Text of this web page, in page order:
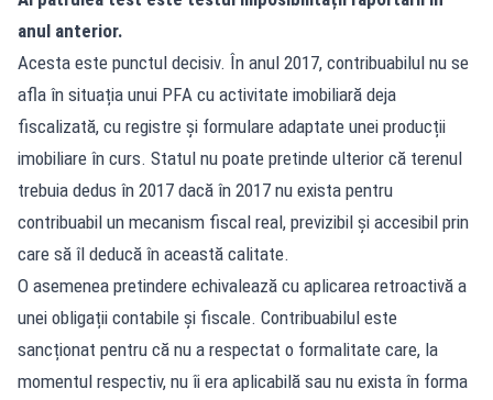
anul anterior.
Acesta este punctul decisiv. În anul 2017, contribuabilul nu se
afla în situația unui PFA cu activitate imobiliară deja
fiscalizată, cu registre și formulare adaptate unei producții
imobiliare în curs. Statul nu poate pretinde ulterior că terenul
trebuia dedus în 2017 dacă în 2017 nu exista pentru
contribuabil un mecanism fiscal real, previzibil și accesibil prin
care să îl deducă în această calitate.
O asemenea pretindere echivalează cu aplicarea retroactivă a
unei obligații contabile și fiscale. Contribuabilul este
sancționat pentru că nu a respectat o formalitate care, la
momentul respectiv, nu îi era aplicabilă sau nu exista în forma